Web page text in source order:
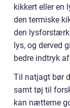
kikkert eller en
den termiske
den
lys, og derved
bedre indtryk
Til natjagt bør
samt tøj til
kan nætterne